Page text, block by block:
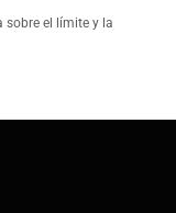
sobre el límite y la